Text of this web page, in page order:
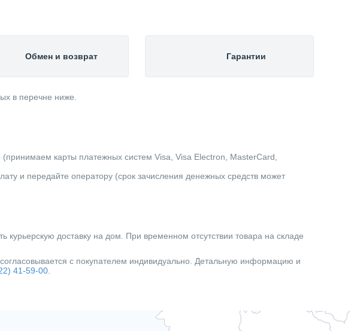
в перечне ниже.
карты платежных систем Visa, Visa Electron, MasterCard,
и передайте оператору (срок зачисления денежных средств может
доставку на дом. При временном отсутствии товара на складе
с покупателем индивидуально. Детальную информацию и
41-59-00.
Обмен и возврат Гарантии